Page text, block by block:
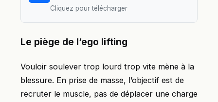
Cliquez pour télécharger
Le piège de l’ego lifting
Vouloir soulever trop lourd trop vite mène à la
blessure. En prise de masse, l’objectif est de
recruter le muscle, pas de déplacer une charge